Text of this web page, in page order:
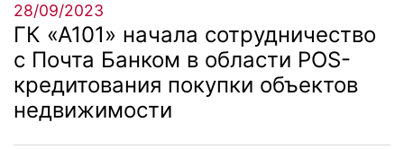
28/09/2023
ГК «А101» начала сотрудничество
с Почта Банком в области POS-
кредитования покупки объектов
недвижимости